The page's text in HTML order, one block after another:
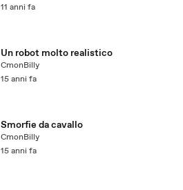
11 anni fa
Un robot molto realistico
CmonBilly
15 anni fa
Smorfie da cavallo
CmonBilly
15 anni fa